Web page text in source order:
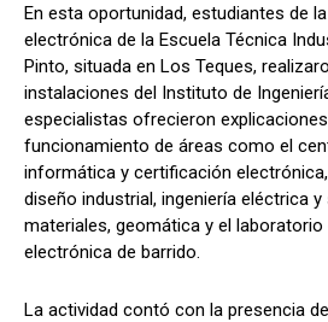
En esta oportunidad, estudiantes de
electrónica de la Escuela Técnica
Pinto, situada en Los Teques,
instalaciones del Instituto de
especialistas ofrecieron
funcionamiento de áreas como el
informática y certificación
diseño industrial, ingeniería eléctrica
materiales, geomática y el
electrónica de barrido.
La actividad contó con la presencia